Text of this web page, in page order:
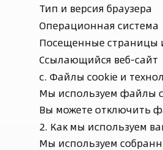
Тип и версия браузера
Операционная система
Посещенные страницы
Ссылающийся веб-сайт
c. Файлы cookie и
Мы используем файлы
Вы можете отключить
2. Как мы используем
Мы используем